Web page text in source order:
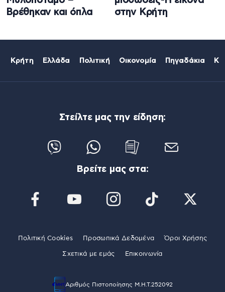
Βρέθηκαν και όπλα
στην Κρήτη
Κρήτη Ελλάδα Πολιτική Οικονομία Πηγαδάκια
Στείλτε μας την είδηση:
Βρείτε μας στα:
Πολιτική Cookies Προσωπικά Δεδομένα Όροι Χρήσης
Σχετικά με εμάς Επικοινωνία
Αριθμός Πιστοποίησης Μ.Η.Τ.252092